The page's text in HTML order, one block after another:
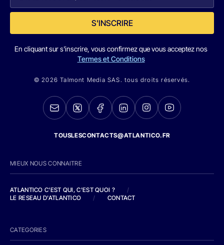
S'INSCRIRE
En cliquant sur s'inscrire, vous confirmez que vous acceptez nos
Termes et Conditions
© 2026 Talmont Media SAS. tous droits réservés.
TOUSLESCONTACTS@ATLANTICO.FR
MIEUX NOUS CONNAITRE
ATLANTICO C'EST QUI, C'EST QUOI ?
/
LE RESEAU D'ATLANTICO
/ CONTACT
CATEGORIES